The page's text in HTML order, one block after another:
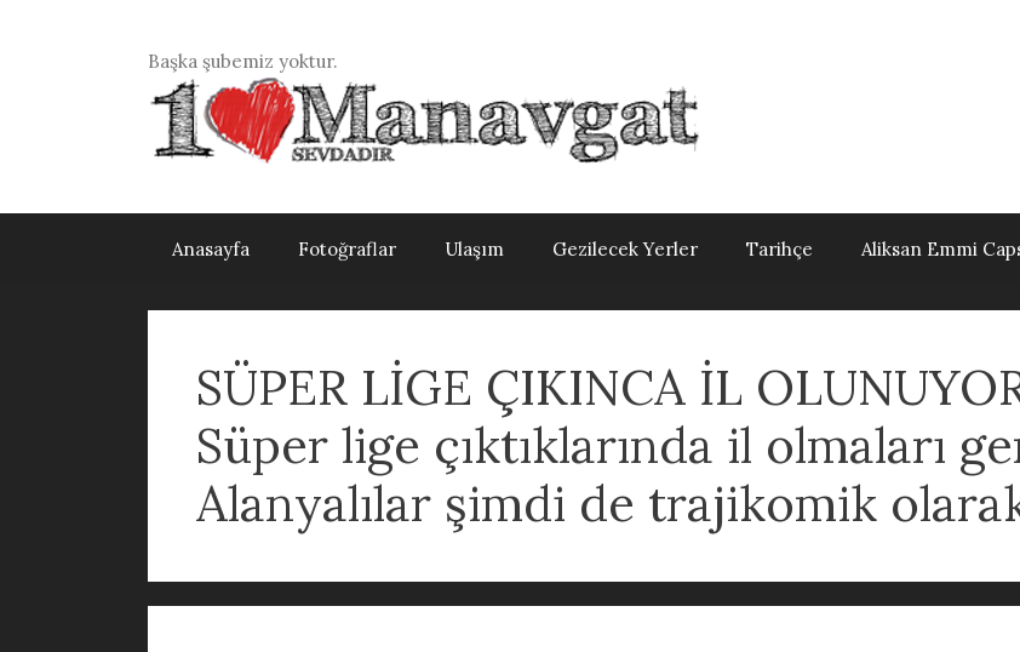
Başka şubemiz yoktur.
Anasayfa Fotoğraflar Ulaşım Gezilecek Yerler Tarihçe Aliksan Emmi
SÜPER LİGE ÇIKINCA İL
Süper lige çıktıklarında il olmaları
Alanyalılar şimdi de trajikomik